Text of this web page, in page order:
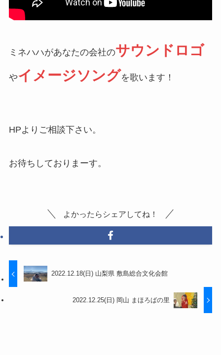
ミネハハがあなたの会社のサウンドロゴ
やイメージソングを歌います！
HPよりご相談下さい。
お待ちしておりまーす。
よかったらシェアしてね！
2022.12.18(日) 山梨県 敷島総合文化会館
2022.12.25(日) 岡山 まほろばの里